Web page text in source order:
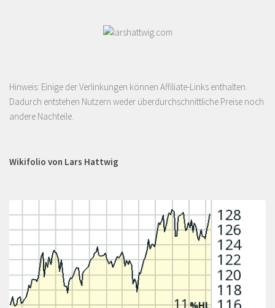
Hinweis: Einige der Verlinkungen können Affiliate-Links enthalten.
Dadurch entstehen Nutzern weder überdurchschnittliche Preise noch
andere Nachteile.
Wikifolio von Lars Hattwig